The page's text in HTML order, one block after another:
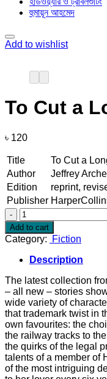
হুমায়ূন আহমেদ
Add to wishlist
To Cut a
৳ 120
Title
To Cut a
Author
Jeffrey
Edition
reprint,
Publisher
To
Cut
a
Long
Story
Short
quantity
Add to cart
Category:
Fiction
Description
The latest collection
– all new – stories
wide variety of
that trademark twist in
own favourites: the
the railway tracks to
the quirks of the legal
talents of a member of
of the most intriguing